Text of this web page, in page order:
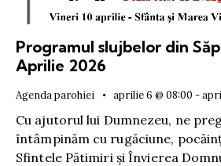
Programul slujbelor din
Aprilie 2026
Agenda parohiei aprilie 6 @ 08:00 -
Cu ajutorul lui Dumnezeu, ne
întâmpinăm cu rugăciune,
Sfintele Pătimiri și Învierea